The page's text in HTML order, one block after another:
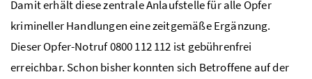
Damit erhält diese zentrale Anlaufstelle für alle Opfer
krimineller Handlungen eine zeitgemäße Ergänzung.
Dieser Opfer-Notruf 0800 112 112 ist gebührenfrei
erreichbar. Schon bisher konnten sich Betroffene auf der